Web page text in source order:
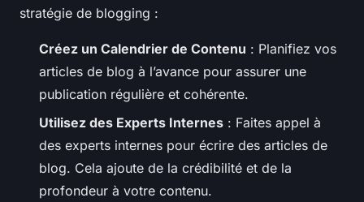
stratégie de blogging :
Créez un Calendrier de Contenu : Planifiez vos
articles de blog à l’avance pour assurer une
publication régulière et cohérente.
Utilisez des Experts Internes : Faites appel à
des experts internes pour écrire des articles de
blog. Cela ajoute de la crédibilité et de la
profondeur à votre contenu.